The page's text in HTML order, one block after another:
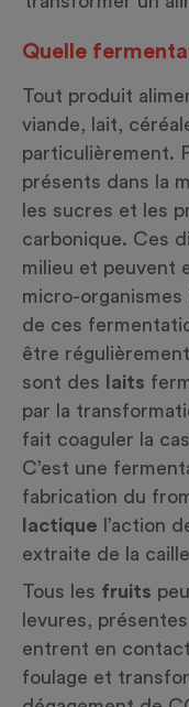
Quelle
Tout produit
viande, lait,
particulièrement.
présents dans la
les sucres et les
carbonique. Ces
milieu et peuvent
micro-organismes
de ces
être
sont des
laits
par la
fait coaguler la
C’est une
fabrication du
lactique l’action
extraite de la
Tous les fruits
levures,
entrent en
foulage et